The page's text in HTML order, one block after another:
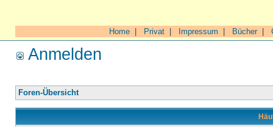
Home Privat Impressum Bücher|
Anmelden
Foren-Übersicht